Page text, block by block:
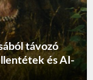
távozó
és AI-